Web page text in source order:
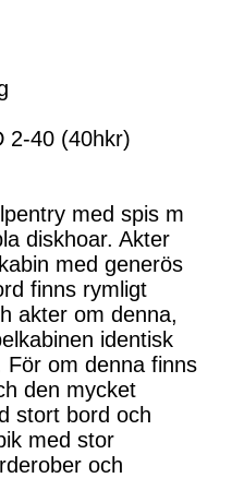
2-40 (40hkr)
med spis m
diskhoar. Akter
med generös
finns rymligt
akter om denna,
identisk
För om denna finns
den mycket
stort bord och
med stor
och